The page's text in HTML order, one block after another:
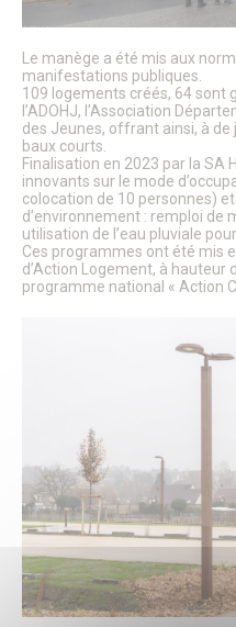
LA
Le Maire
Discours du Maire
Les élus
Vie de la municipalité
Le Conseil Municipal
Affichage Légal
Finances
Les commissions
Proximité et vie des
Senlis soutient le GHPSO
Soutien aux Ukrainiens
Cérémonies
Les Maisons de Quartier
Voyage au temps des
Nouveau conservatoire
Le site d’Ordener
Action Cœur de Ville
L’ecoQuartier de la gare –
L’ÉcoQuartier de la Gare –
L’ÉcoQuartier de la Gare –
Ville amie des enfants
Passeport du civisme
Programmation des fonds
Le manège a été mis aux
manifestations publiques.
109 logements créés, 64 sont
l’ADOHJ, l’Association
des Jeunes, offrant ainsi, à de
baux courts.
Finalisation en 2023 par la SA
innovants sur le mode
colocation de 10 personnes)
d’environnement : remploi de
utilisation de l’eau pluviale
Ces programmes ont été mis
d’Action Logement, à hauteur
programme national « Action